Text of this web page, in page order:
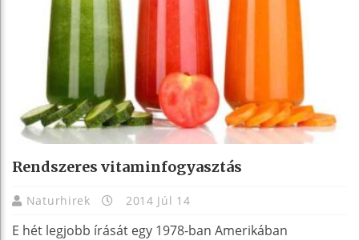
Rendszeres vitaminfogyasztás
Naturhirek 2014 Júl 14
E hét legjobb írását egy 1978-ban Amerikában